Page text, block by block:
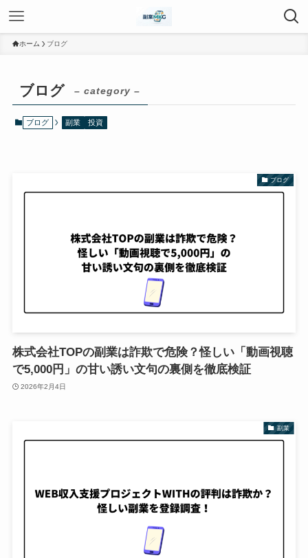
ホーム ブログ
ブログ – category –
ブログ 副業 投資
ブログ
株式会社TOPの副業は詐欺で危険？怪しい「動画視聴
で5,000円」の甘い誘い文句の裏側を徹底検証
2026年2月4日
副業